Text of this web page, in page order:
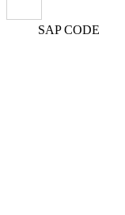
SAP CODE